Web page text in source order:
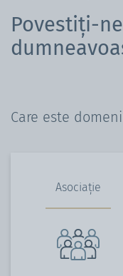
Povestiți-
Care este
Asociație